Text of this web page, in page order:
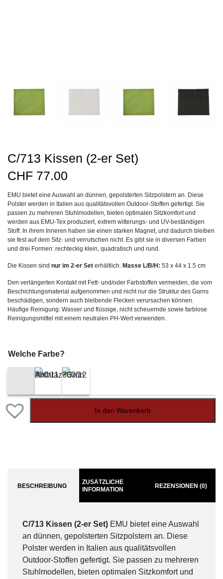
C/713 Kissen (2-er Set)
CHF 77.00
EMU bietet eine Auswahl an dünnen, gepolsterten Sitzpolstern an. Diese
Polster werden in Italien aus qualitätsvollen Outdoor-Stoffen gefertigt. Sie
passen zu mehreren Stuhlmodellen, bieten optimalen Sitzkomfort und
werden aus EMU-Tex produziert, extrem witterungs- und UV-beständigen
Stoff. In ihrem Inneren haben sie einen starken Magnet, und dadurch bleiben
sie fest auf dem Sitz- und verrutschen nicht. Es gibt sie in diversen Farben
und drei Formen: rechteckig klein, quadratisch und rund.
Die Kissen sind nur im 2-er Set erhältlich. Masse L/B/H: 53 x 44 x 1.5 cm
Den verlängerten Kontakt mit Fett- und/oder Farbstoffen vermeiden, die vom
Beschichtungsmaterial aufgenommen und nicht nur die Struktur des Garns
beschädigen, sondern auch bleibende Flecken verursachen können.
Häufige Reinigung: Wasser und flüssige, nicht scheuernde sowie farblose
Reinigungsmittel mit einem neutralen PH-Wert verwenden.
Welche Farbe?
In den Warenkorb
BESCHREIBUNG
ZUSÄTZLICHE
INFORMATION
REZENSIONEN (0)
C/713 Kissen (2-er Set) EMU bietet eine Auswahl
an dünnen, gepolsterten Sitzpolstern an. Diese
Polster werden in Italien aus qualitätsvollen
Outdoor-Stoffen gefertigt. Sie passen zu mehreren
Stuhlmodellen, bieten optimalen Sitzkomfort und